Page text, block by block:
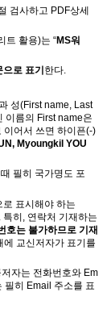
검사하고 PDF상세
트 활용)는 “MS워
로 표기 한다.
성(First name, Last
이름의 First name은
이어서 쓰면 하이픈(-)
Myoungkil YOU
필히 국가명도 포
표시해야 하는
특히 연락처 기재하는
호는 불가하므로 기재
에 교신저자가 표기를
저자는 전화번호와 Em
필히 Email 주소를 표